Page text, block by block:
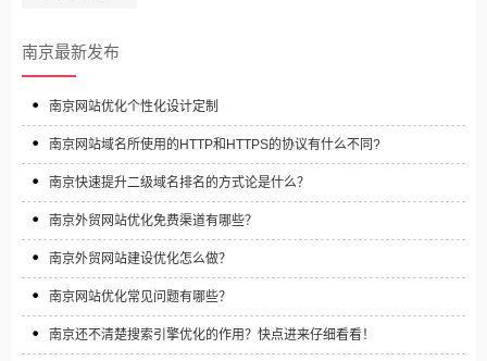
南京最新发布
南京网站优化个性化设计定制
南京网站域名所使用的HTTP和HTTPS的协议有什么不同?
南京快速提升二级域名排名的方式论是什么？
南京外贸网站优化免费渠道有哪些？
南京外贸网站建设优化怎么做？
南京网站优化常见问题有哪些？
南京还不清楚搜索引擎优化的作用？快点进来仔细看看！